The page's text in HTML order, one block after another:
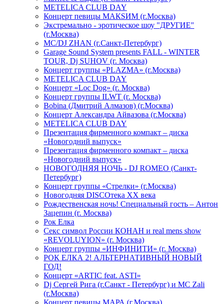
METELICA CLUB DAY
Концерт певицы МАКSИМ (г.Москва)
Экстремально - эротическое шоу "ДРУГИЕ"
(г.Москва)
МС/DJ ZHAN (г.Санкт-Петербург)
Garage Sound System presents FALL - WINTER
TOUR, Dj SUHOV (г. Москва)
Концерт группы «PLAZMA» (г.Москва)
METELICA CLUB DAY
Концерт «Loc Dog» (г. Москва)
Концерт группы ILWT (г. Москва)
Bobina (Дмитрий Алмазов) (г.Москва)
Концерт Александра Айвазова (г.Москва)
METELICA CLUB DAY
Презентация фирменного компакт – диска
«Новогодний выпуск»
Презентация фирменного компакт – диска
«Новогодний выпуск»
НОВОГОДНЯЯ НОЧЬ - DJ ROMEO (Санкт-
Петербург)
Концерт группы «Стрелки» (г.Москва)
Новогодняя DISCOтека ХХ века
Рождественская ночь! Специальный гость – Антон
Зацепин (г. Москва)
Рок Елка
Секс символ России КОНАН и real mens show
«REVOLUYION» (г. Москва)
Концерт группы «ИНФИНИТИ» (г. Москва)
РОК ЕЛКА 2! АЛЬТЕРНАТИВНЫЙ НОВЫЙ
ГОД!
Концерт «ARTIC feat. ASTI»
Dj Сергей Рига (г.Санкт - Петербург) и MC Zali
(г.Москва)
Концерт певицы МАРА (г.Москва)